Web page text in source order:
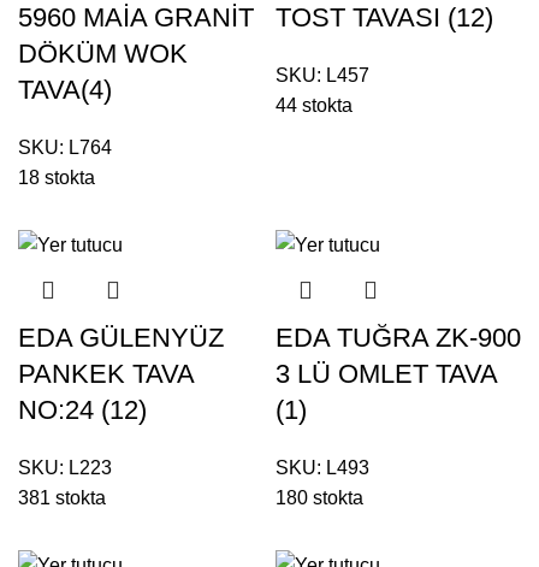
5960 MAİA GRANİT
DÖKÜM WOK
TAVA(4)
SKU: L764
18 stokta
TOST TAVASI (12)
SKU: L457
44 stokta
EDA GÜLENYÜZ
PANKEK TAVA
NO:24 (12)
SKU: L223
381 stokta
EDA TUĞRA ZK-900
3 LÜ OMLET TAVA
(1)
SKU: L493
180 stokta